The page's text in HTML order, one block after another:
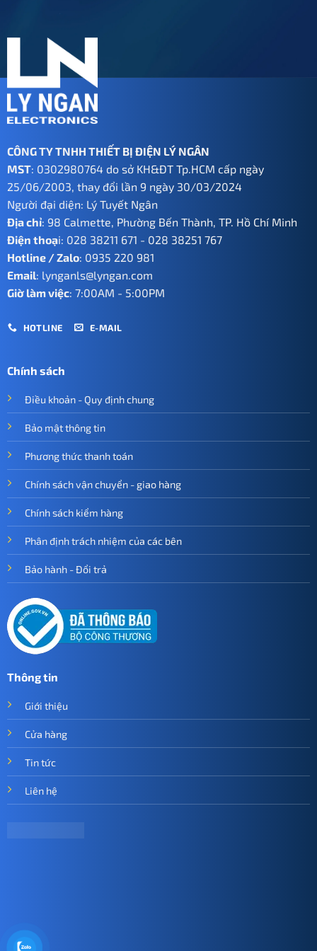
CÔNG TY TNHH THIẾT BỊ ĐIỆN LÝ NGÂN
MST: 0302980764 do sở KH&ĐT Tp.HCM cấp ngày
25/06/2003, thay đổi lần 9 ngày 30/03/2024
Người đại diện: Lý Tuyết Ngân
Địa chỉ: 98 Calmette, Phường Bến Thành, TP. Hồ Chí Minh
Điện thoại: 028 38211 671 - 028 38251 767
Hotline / Zalo: 0935 220 981
Email: lynganls@lyngan.com
Giờ làm việc: 7:00AM - 5:00PM
HOTLINE E-MAIL
Chính sách
Điều khoản - Quy định chung
Bảo mật thông tin
Phương thức thanh toán
Chính sách vận chuyển - giao hàng
Chính sách kiểm hàng
Phân định trách nhiệm của các bên
Bảo hành - Đổi trả
Thông tin
Giới thiệu
Cửa hàng
Tin tức
Liên hệ